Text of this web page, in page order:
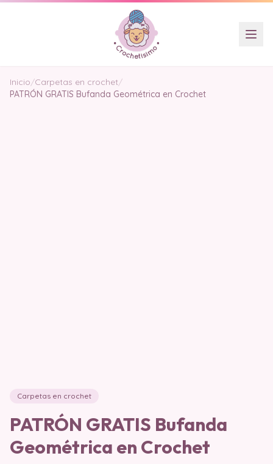
Inicio/Carpetas en crochet/
PATRÓN GRATIS Bufanda Geométrica en Crochet
Carpetas en crochet
PATRÓN GRATIS Bufanda
Geométrica en Crochet